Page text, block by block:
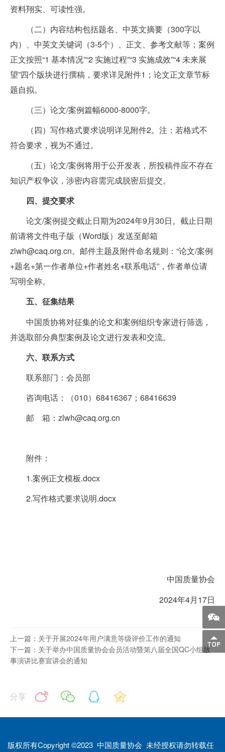
资料翔实、可读性强。
（二）内容结构包括题名、中英文摘要（300字以
内）、中英文关键词（3-5个）、正文、参考文献等；案例
正文按照“1 基本情况”“2 实施过程”“3 实施成效”“4 未来展
望”四个版块进行撰稿，要求详见附件1；论文正文章节标
题自拟。
（三）论文/案例篇幅6000-8000字。
（四）写作格式要求说明详见附件2。注：若格式不
符合要求，视为不通过。
（五）论文/案例将用于公开发表，所投稿件应不存在
知识产权争议，涉密内容需完成脱密后提交。
四、提交要求
论文/案例提交截止日期为2024年9月30日。截止日期
前请将文件电子版（Word版）发送至邮箱
zlwh@caq.org.cn。邮件主题及附件命名规则：“论文/案例
+题名+第一作者单位+作者姓名+联系电话”，作者单位请
写明全称。
五、征集结果
中国质协将对征集的论文和案例组织专家进行筛选，
并选取部分典型案例及论文进行发表和交流。
六、联系方式
联系部门：会员部
咨询电话：（010）68416367；68416639
邮 箱：zlwh@caq.org.cn
附件：
1.案例正文模板.docx
2.写作格式要求说明.docx
中国质量协会
2024年4月17日
上一篇：关于开展2024年用户满意等级评价工作的通知
下一篇：关于举办中国质量协会会员活动暨第八届全国QC小组故
事演讲比赛宣讲会的通知
分享
版权所有Copyright ©2023 中国质量协会 未经授权请勿转载任